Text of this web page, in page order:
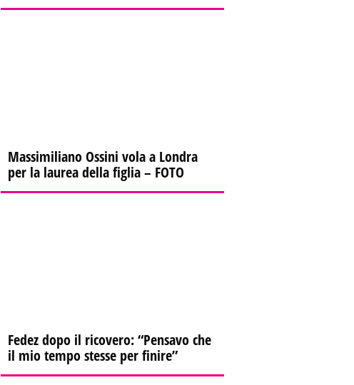
Massimiliano Ossini vola a Londra
per la laurea della figlia – FOTO
Fedez dopo il ricovero: “Pensavo che
il mio tempo stesse per finire”